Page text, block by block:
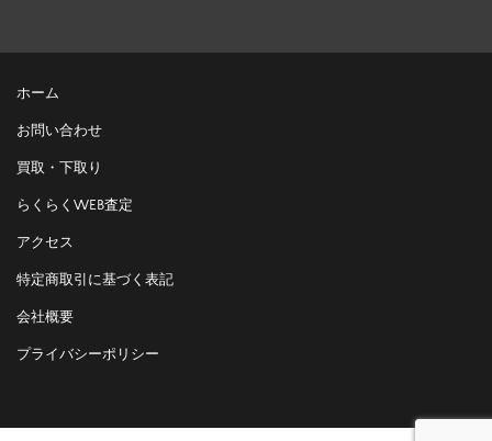
ホーム
お問い合わせ
買取・下取り
らくらくWEB査定
アクセス
特定商取引に基づく表記
会社概要
プライバシーポリシー